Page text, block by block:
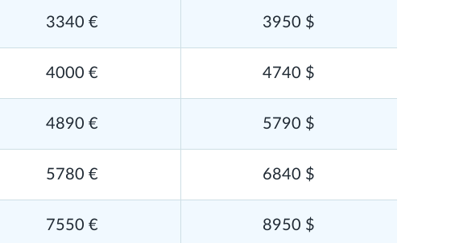
3340 € 3950 $
4000 € 4740 $
4890 € 5790 $
5780 € 6840 $
7550 € 8950 $